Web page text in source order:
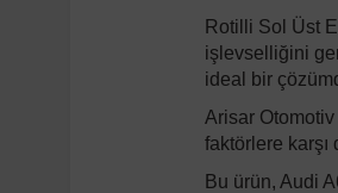
Rotilli Sol Üst
işlevselliğini
ideal bir
Arisar Otomotiv
faktörlere karşı
Bu ürün, Audi